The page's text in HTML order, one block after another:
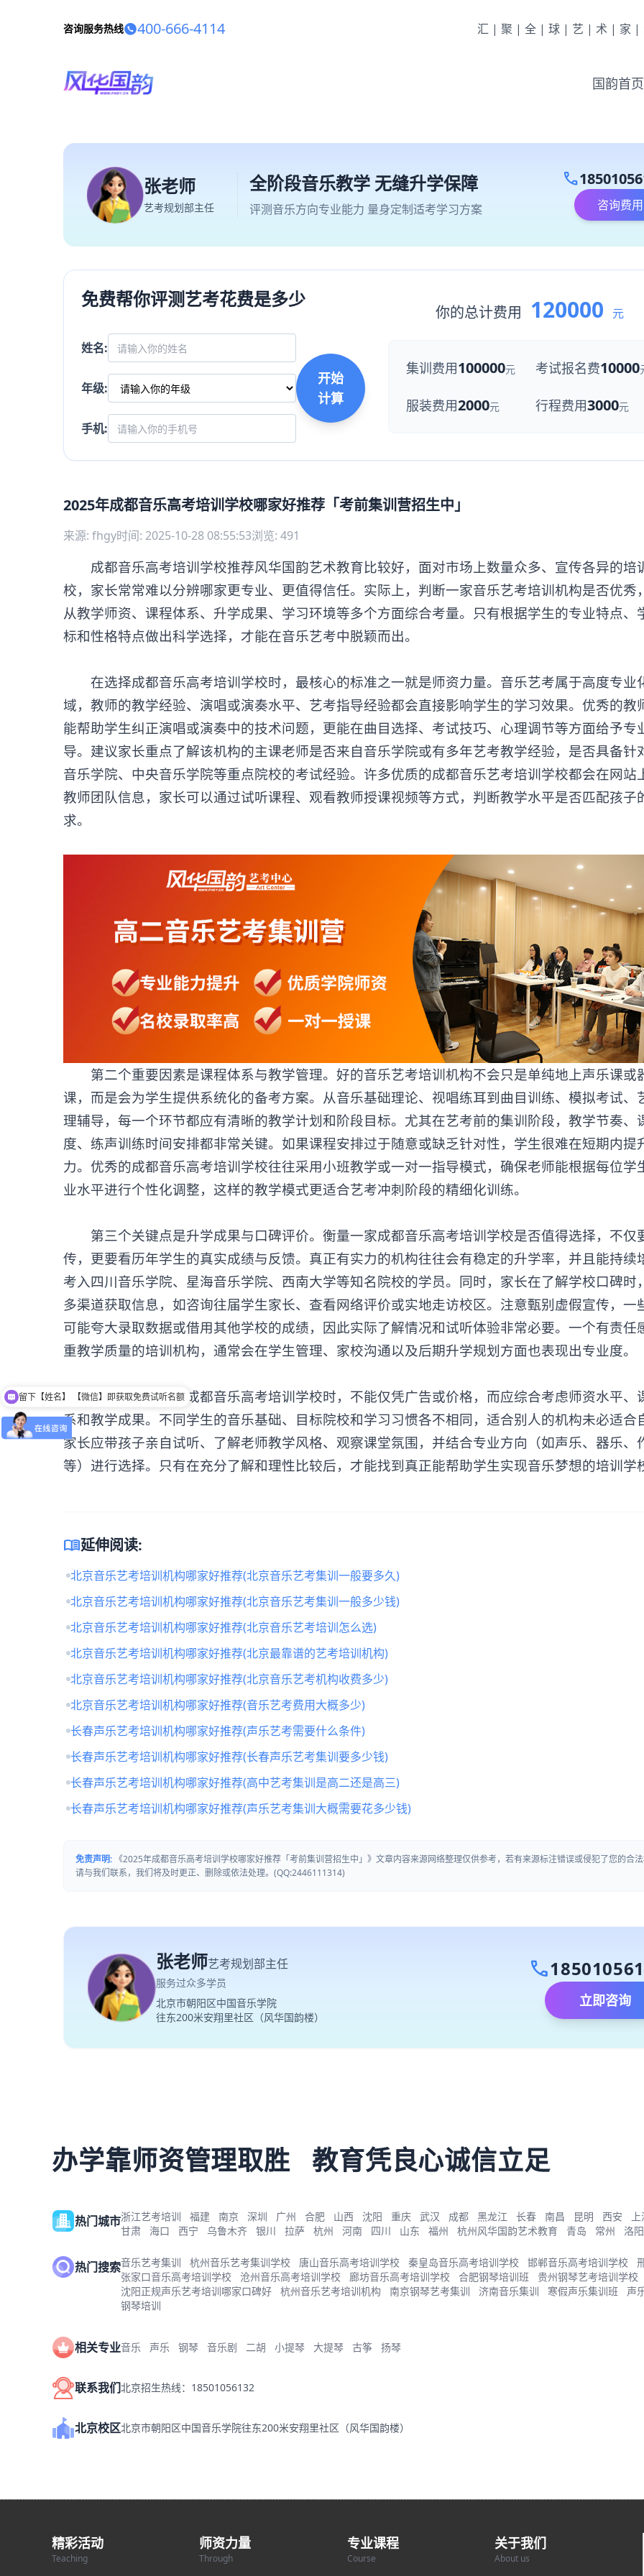
咨询服务热线 400-666-4114 汇|聚|全|球|艺|术|家|
国韵首页
张老师
艺考规划部主任
全阶段音乐教学 无缝升学保障
评测音乐方向专业能力 量身定制适考学习方案
call
咨询费用
免费帮你评测艺考花费是多少
姓名:
年级:
手机:
开始
计算
你的总计费用 120000 元
集训费用100000元 考试报名费10000
服装费用2000元 行程费用3000元
2025年成都音乐高考培训学校哪家好推荐「考前集训营招生中」
来源: fhgy时间: 2025-10-28 08:55:53浏览: 491
成都音乐高考培训学校推荐风华国韵艺术教育比较好，面对市场上数量众多、宣传各异的培
校，家长常常难以分辨哪家更专业、更值得信任。实际上，判断一家音乐艺考培训机构是否优秀
从教学师资、课程体系、升学成果、学习环境等多个方面综合考量。只有根据学生的专业特点、
标和性格特点做出科学选择，才能在音乐艺考中脱颖而出。
在选择成都音乐高考培训学校时，最核心的标准之一就是师资力量。音乐艺考属于高度专业
域，教师的教学经验、演唱或演奏水平、艺考指导经验都会直接影响学生的学习效果。优秀的教
能帮助学生纠正演唱或演奏中的技术问题，更能在曲目选择、考试技巧、心理调节等方面给予专
导。建议家长重点了解该机构的主课老师是否来自音乐学院或有多年艺考教学经验，是否具备针
音乐学院、中央音乐学院等重点院校的考试经验。许多优质的成都音乐艺考培训学校都会在网站
教师团队信息，家长可以通过试听课程、观看教师授课视频等方式，判断教学水平是否匹配孩子
求。
第二个重要因素是课程体系与教学管理。好的音乐艺考培训机构不会只是单纯地上声乐课或
课，而是会为学生提供系统化的备考方案。从音乐基础理论、视唱练耳到曲目训练、模拟考试、
理辅导，每一个环节都应有清晰的教学计划和阶段目标。尤其在艺考前的集训阶段，教学节奏、
度、练声训练时间安排都非常关键。如果课程安排过于随意或缺乏针对性，学生很难在短期内提
力。优秀的成都音乐高考培训学校往往采用小班教学或一对一指导模式，确保老师能根据每位学
业水平进行个性化调整，这样的教学模式更适合艺考冲刺阶段的精细化训练。
第三个关键点是升学成果与口碑评价。衡量一家成都音乐高考培训学校是否值得选择，不仅
传，更要看历年学生的真实成绩与反馈。真正有实力的机构往往会有稳定的升学率，并且能持续
考入四川音乐学院、星海音乐学院、西南大学等知名院校的学员。同时，家长在了解学校口碑时
多渠道获取信息，如咨询往届学生家长、查看网络评价或实地走访校区。注意甄别虚假宣传，一
可能夸大录取数据或借用其他学校的成绩，因此实际了解情况和试听体验非常必要。一个有责任
重教学质量的培训机构，通常会在学生管理、家校沟通以及后期升学规划方面也表现出专业度。
综上所述，选择 成都音乐高考培训学校时，不能仅凭广告或价格，而应综合考虑师资水平、
系和教学成果。不同学生的音乐基础、目标院校和学习习惯各不相同，适合别人的机构未必适合
家长应带孩子亲自试听、了解老师教学风格、观察课堂氛围，并结合专业方向（如声乐、器乐、
等）进行选择。只有在充分了解和理性比较后，才能找到真正能帮助学生实现音乐梦想的培训学
menu_book延伸阅读:
北京音乐艺考培训机构哪家好推荐(北京音乐艺考集训一般要多久)
北京音乐艺考培训机构哪家好推荐(北京音乐艺考集训一般多少钱)
北京音乐艺考培训机构哪家好推荐(北京音乐艺考培训怎么选)
北京音乐艺考培训机构哪家好推荐(北京最靠谱的艺考培训机构)
北京音乐艺考培训机构哪家好推荐(北京音乐艺考机构收费多少)
北京音乐艺考培训机构哪家好推荐(音乐艺考费用大概多少)
长春声乐艺考培训机构哪家好推荐(声乐艺考需要什么条件)
长春声乐艺考培训机构哪家好推荐(长春声乐艺考集训要多少钱)
长春声乐艺考培训机构哪家好推荐(高中艺考集训是高二还是高三)
长春声乐艺考培训机构哪家好推荐(声乐艺考集训大概需要花多少钱)
免责声明: 《2025年成都音乐高考培训学校哪家好推荐「考前集训营招生中」》文章内容来源网络整理仅供参考，若有来源标注错误或侵犯了您的合
请与我们联系，我们将及时更正、删除或依法处理。(QQ:2446111314)
张老师艺考规划部主任
服务过众多学员
北京市朝阳区中国音乐学院
往东200米安翔里社区（风华国韵楼）
call
立即咨询
办学靠师资管理取胜 教育凭良心诚信立足
热门城市浙江艺考培训 福建 南京 深圳 广州 合肥 山西 沈阳 重庆 武汉 成都 黑龙江 长春 南昌 昆明 西安
甘肃
海口 西宁 乌鲁木齐 银川 拉萨 杭州 河南 四川 山东 福州 杭州风华国韵艺术教育 青岛 常州 洛阳
热门搜索音乐艺考集训 杭州音乐艺考集训学校 唐山音乐高考培训学校 秦皇岛音乐高考培训学校 邯郸音乐高考培训学校
张家口音乐高考培训学校
沧州音乐高考培训学校 廊坊音乐高考培训学校 合肥钢琴培训班
贵州钢琴艺考培训学校
沈阳正规声乐艺考培训哪家口碑好
杭州音乐艺考培训机构 南京钢琴艺考集训 济南音乐集训 寒假声乐集训班
声
钢琴培训
相关专业音乐 声乐 钢琴 音乐剧 二胡 小提琴 大提琴 古筝 扬琴
联系我们北京招生热线：18501056132
北京校区北京市朝阳区中国音乐学院往东200米安翔里社区（风华国韵楼）
精彩活动
Teaching
师资力量
Through
专业课程
Course
关于我们
About us
留下【姓名】 【微信】即获取免费试听名额